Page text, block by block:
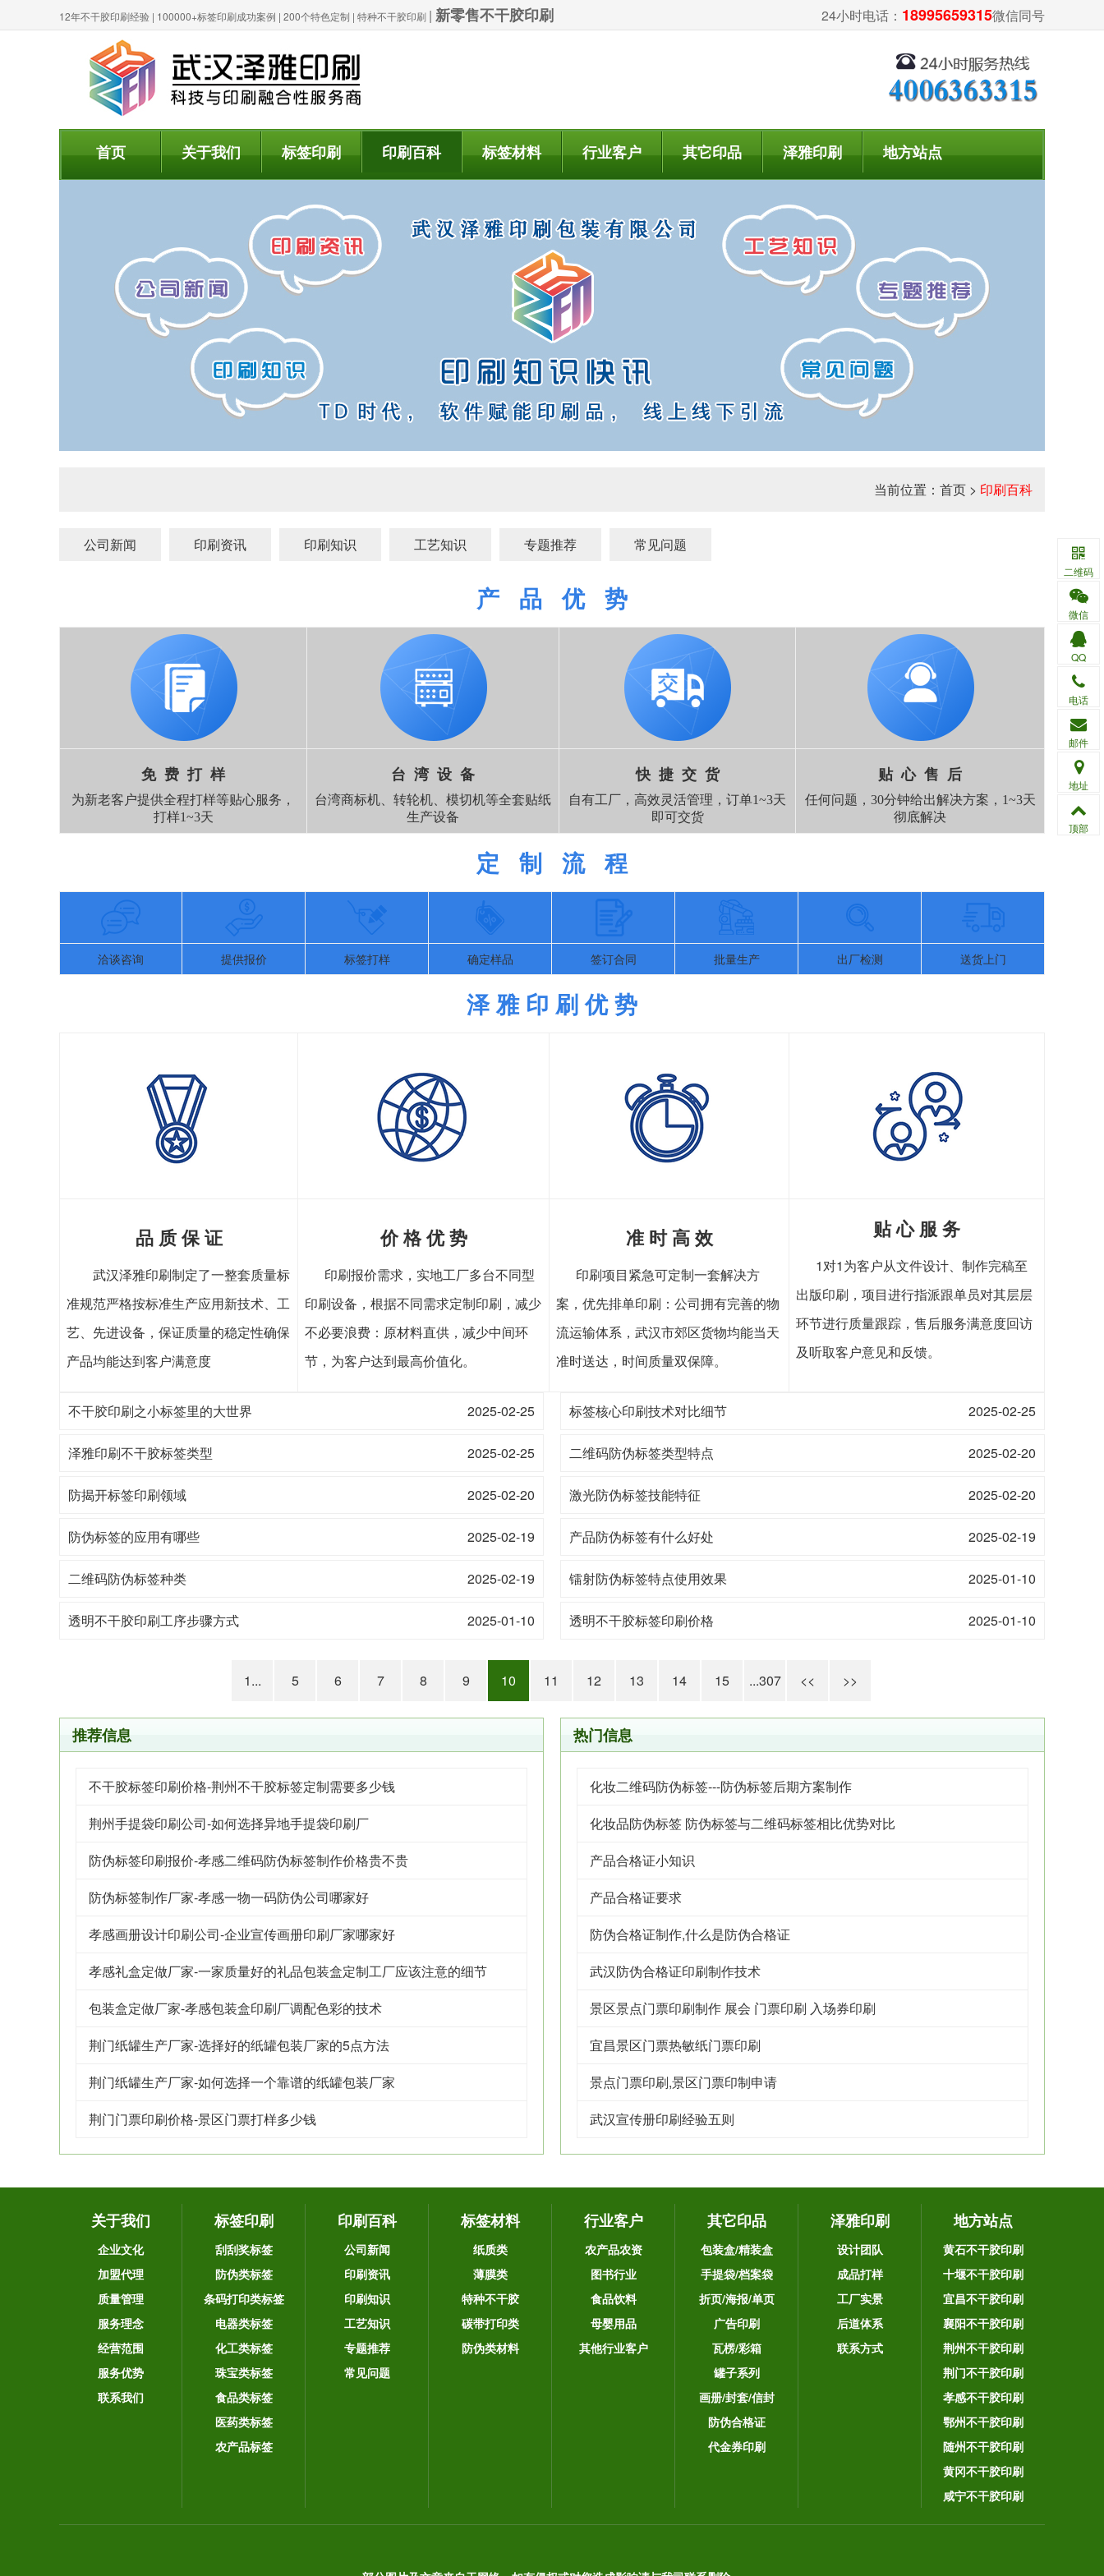
12年不干胶印刷经验 | 100000+标签印刷成功案例 | 200个特色定制 | 特种不干胶印刷 | 新零售不干胶印刷 24小时电话： 18995659315微信同号
首页 关于我们 标签印刷 印刷百科 标签材料 行业客户 其它印品 泽雅印刷 地方站点
当前位置： 首页 > 印刷百科
公司新闻 印刷资讯 印刷知识 工艺知识 专题推荐 常见问题
产 品 优 势
免 费 打 样
为新老客户提供全程打样等贴心服务，
打样1~3天
台 湾 设 备
台湾商标机、转轮机、模切机等全套贴纸
生产设备
快 捷 交 货
自有工厂，高效灵活管理，订单1~3天
即可交货
贴 心 售 后
任何问题，30分钟给出解决方案，1~3天
彻底解决
定 制 流 程
洽谈咨询 提供报价 标签打样 确定样品 签订合同 批量生产 出厂检测 送货上门
泽 雅 印 刷 优 势
品 质 保 证
武汉泽雅印刷制定了一整套质量标
准规范严格按标准生产应用新技术、工
艺、先进设备，保证质量的稳定性确保
产品均能达到客户满意度
价 格 优 势
印刷报价需求，实地工厂多台不同型
印刷设备，根据不同需求定制印刷，减少
不必要浪费：原材料直供，减少中间环
节，为客户达到最高价值化。
准 时 高 效
印刷项目紧急可定制一套解决方
案，优先排单印刷：公司拥有完善的物
流运输体系，武汉市郊区货物均能当天
准时送达，时间质量双保障。
贴 心 服 务
1对1为客户从文件设计、制作完稿至
出版印刷，项目进行指派跟单员对其层层
环节进行质量跟踪，售后服务满意度回访
及听取客户意见和反馈。
2025-02-25
不干胶印刷之小标签里的大世界 2025-02-25
标签核心印刷技术对比细节
2025-02-25
泽雅印刷不干胶标签类型 2025-02-20
二维码防伪标签类型特点
2025-02-20
防揭开标签印刷领域 2025-02-20
激光防伪标签技能特征
2025-02-19
防伪标签的应用有哪些 2025-02-19
产品防伪标签有什么好处
2025-02-19
二维码防伪标签种类 2025-01-10
镭射防伪标签特点使用效果
2025-01-10
透明不干胶印刷工序步骤方式 2025-01-10
透明不干胶标签印刷价格
1... 5 6 7 8 9 10 11 12 13 14 15 ...307 << >>
推荐信息
不干胶标签印刷价格-荆州不干胶标签定制需要多少钱
荆州手提袋印刷公司-如何选择异地手提袋印刷厂
防伪标签印刷报价-孝感二维码防伪标签制作价格贵不贵
防伪标签制作厂家-孝感一物一码防伪公司哪家好
孝感画册设计印刷公司-企业宣传画册印刷厂家哪家好
孝感礼盒定做厂家-一家质量好的礼品包装盒定制工厂应该注意的细节
包装盒定做厂家-孝感包装盒印刷厂调配色彩的技术
荆门纸罐生产厂家-选择好的纸罐包装厂家的5点方法
荆门纸罐生产厂家-如何选择一个靠谱的纸罐包装厂家
荆门门票印刷价格-景区门票打样多少钱
热门信息
化妆二维码防伪标签---防伪标签后期方案制作
化妆品防伪标签 防伪标签与二维码标签相比优势对比
产品合格证小知识
产品合格证要求
防伪合格证制作,什么是防伪合格证
武汉防伪合格证印刷制作技术
景区景点门票印刷制作 展会 门票印刷 入场券印刷
宜昌景区门票热敏纸门票印刷
景点门票印刷,景区门票印制申请
武汉宣传册印刷经验五则
关于我们
企业文化
加盟代理
质量管理
服务理念
经营范围
服务优势
联系我们
标签印刷
刮刮奖标签
防伪类标签
条码打印类标签
电器类标签
化工类标签
珠宝类标签
食品类标签
医药类标签
农产品标签
印刷百科
公司新闻
印刷资讯
印刷知识
工艺知识
专题推荐
常见问题
标签材料
纸质类
薄膜类
特种不干胶
碳带打印类
防伪类材料
行业客户
农产品农资
图书行业
食品饮料
母婴用品
其他行业客户
其它印品
包装盒/精装盒
手提袋/档案袋
折页/海报/单页
广告印刷
瓦楞/彩箱
罐子系列
画册/封套/信封
防伪合格证
代金券印刷
泽雅印刷
设计团队
成品打样
工厂实景
后道体系
联系方式
地方站点
黄石不干胶印刷
十堰不干胶印刷
宜昌不干胶印刷
襄阳不干胶印刷
荆州不干胶印刷
荆门不干胶印刷
孝感不干胶印刷
鄂州不干胶印刷
随州不干胶印刷
黄冈不干胶印刷
咸宁不干胶印刷
二维码
微信
QQ
电话
邮件
地址
顶部